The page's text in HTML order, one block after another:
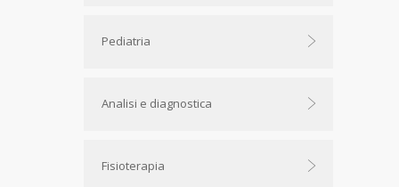
Pediatria
Analisi e diagnostica
Fisioterapia